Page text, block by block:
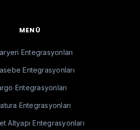
MENÜ
Entegrasyonları
Entegrasyonları
Entegrasyonları
Entegrasyonları
Altyapı Entegrasyonları